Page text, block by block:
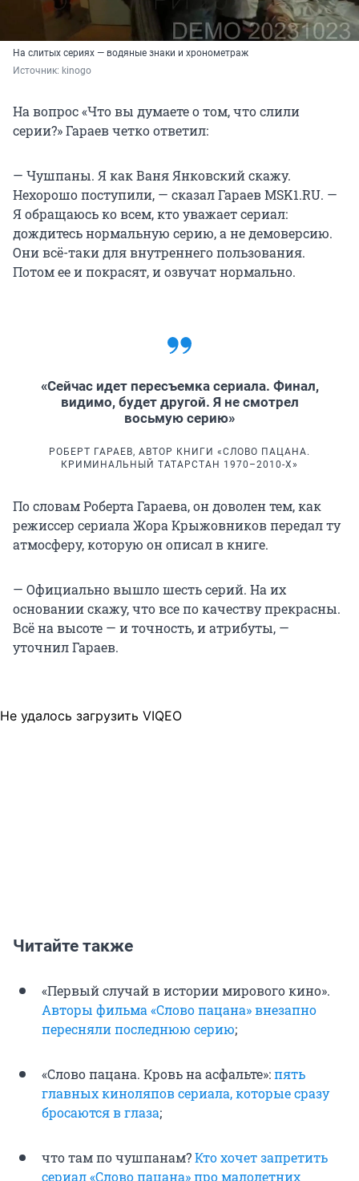
На слитых сериях — водяные знаки и хронометраж
Источник: kinogo
На вопрос «Что вы думаете о том, что слили
серии?» Гараев четко ответил:
— Чушпаны. Я как Ваня Янковский скажу.
Нехорошо поступили, — сказал Гараев MSK1.RU. —
Я обращаюсь ко всем, кто уважает сериал:
дождитесь нормальную серию, а не демоверсию.
Они всё-таки для внутреннего пользования.
Потом ее и покрасят, и озвучат нормально.
«Сейчас идет пересъемка сериала. Финал,
видимо, будет другой. Я не смотрел
восьмую серию»
РОБЕРТ ГАРАЕВ, АВТОР КНИГИ «СЛОВО ПАЦАНА.
КРИМИНАЛЬНЫЙ ТАТАРСТАН 1970–2010-Х»
По словам Роберта Гараева, он доволен тем, как
режиссер сериала Жора Крыжовников передал ту
атмосферу, которую он описал в книге.
— Официально вышло шесть серий. На их
основании скажу, что все по качеству прекрасны.
Всё на высоте — и точность, и атрибуты, —
уточнил Гараев.
Не удалось загрузить VIQEO
Читайте также
«Первый случай в истории мирового кино».
Авторы фильма «Слово пацана» внезапно
пересняли последнюю серию;
«Слово пацана. Кровь на асфальте»:пять
главных киноляпов сериала, которые сразу
бросаются в глаза;
что там по чушпанам?Кто хочет запретить
сериал «Слово пацана» про малолетних